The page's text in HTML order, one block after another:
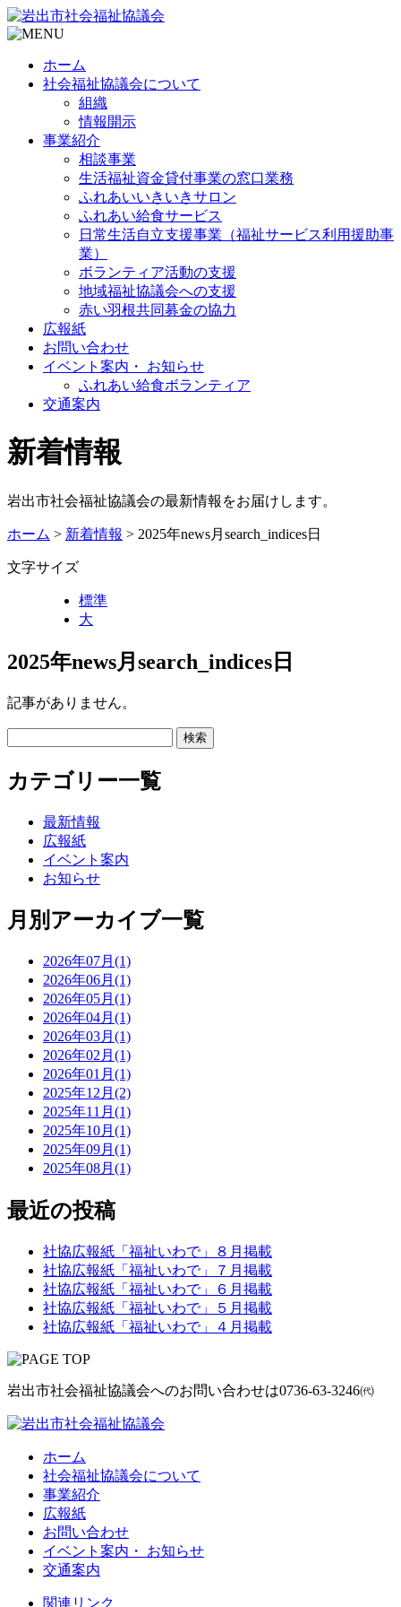
ホーム
社会福祉協議会について
組織
情報開示
事業紹介
相談事業
生活福祉資金貸付事業の窓口業務
ふれあいいきいきサロン
ふれあい給食サービス
日常生活自立支援事業（福祉サービス利用援助事
業）
ボランティア活動の支援
地域福祉協議会への支援
赤い羽根共同募金の協力
広報紙
お問い合わせ
イベント案内・ お知らせ
ふれあい給食ボランティア
交通案内
新着情報
岩出市社会福祉協議会の最新情報をお届けします。
ホーム > 新着情報 > 2025年news月search_indices日
文字サイズ
標準
大
2025年news月search_indices日
記事がありません。
カテゴリー一覧
最新情報
広報紙
イベント案内
お知らせ
月別アーカイブ一覧
2026年07月(1)
2026年06月(1)
2026年05月(1)
2026年04月(1)
2026年03月(1)
2026年02月(1)
2026年01月(1)
2025年12月(2)
2025年11月(1)
2025年10月(1)
2025年09月(1)
2025年08月(1)
最近の投稿
社協広報紙「福祉いわで」８月掲載
社協広報紙「福祉いわで」７月掲載
社協広報紙「福祉いわで」６月掲載
社協広報紙「福祉いわで」５月掲載
社協広報紙「福祉いわで」４月掲載
岩出市社会福祉協議会へのお問い合わせは0736-63-3246㈹
ホーム
社会福祉協議会について
事業紹介
広報紙
お問い合わせ
イベント案内・ お知らせ
交通案内
関連リンク